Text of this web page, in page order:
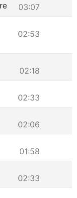
03:07
02:53
02:18
02:33
02:06
01:58
02:33